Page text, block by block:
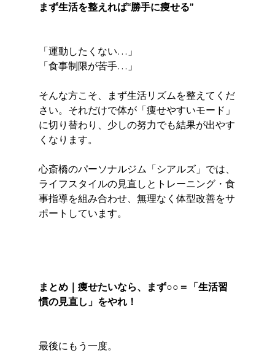
まず生活を整えれば“勝手に痩せる”
「運動したくない…」
「食事制限が苦手…」
そんな方こそ、まず生活リズムを整えてくだ
さい。それだけで体が「痩せやすいモード」
に切り替わり、少しの努力でも結果が出やす
くなります。
心斎橋のパーソナルジム「シアルズ」では、
ライフスタイルの見直しとトレーニング・食
事指導を組み合わせ、無理なく体型改善をサ
ポートしています。
まとめ｜痩せたいなら、まず○○＝「生活習
慣の見直し」をやれ！
最後にもう一度。